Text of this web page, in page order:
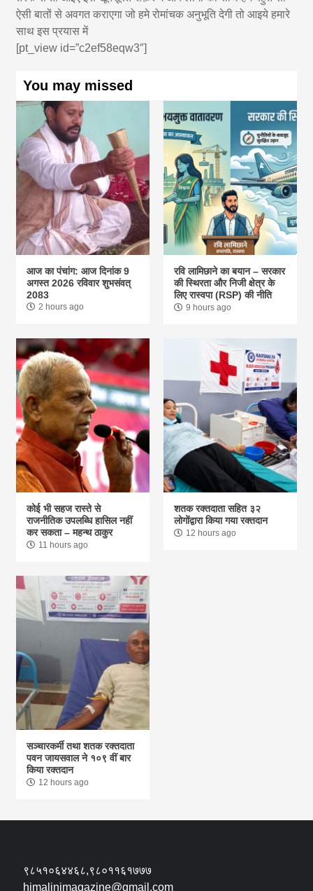
ऐसी बातों से अवगत कराएगा जो हमे रोमांचक अनुभूति देगी तो आइये हमारे
साथ इस प्रयास में
[pt_view id=”c2ef58eqw3″]
You may missed
आज का पंचांग: आज दिनांक 9
अगस्त 2026 रविवार शुभसंवत्
2083
2 hours ago
रवि लामिछाने का बयान – सरकार
की स्थिरता और निजी क्षेत्र के
लिए रास्वपा (RSP) की नीति
9 hours ago
कोई भी सहज रास्ते से
राजनीतिक उपलब्धि हासिल नहीं
कर सकता – महन्थ ठाकुर
11 hours ago
शतक रक्तदाता सहित ३२
लोगोंद्वारा किया गया रक्तदान
12 hours ago
सञ्चारकर्मी तथा शतक रक्तदाता
पवन जायसवाल ने १०९ वीं बार
किया रक्तदान
12 hours ago
९८५१०६४४६८,९८०११६१७७७
himalinimagazine@gmail.com